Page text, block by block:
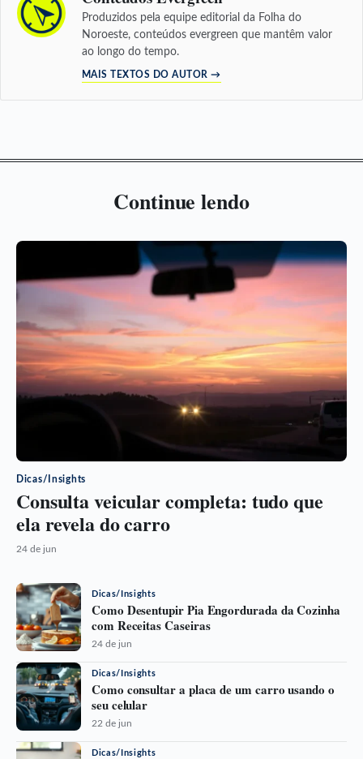
Produzidos pela equipe editorial da Folha do
Noroeste, conteúdos evergreen que mantêm valor
ao longo do tempo.
MAIS TEXTOS DO AUTOR →
Continue lendo
Dicas/Insights
Consulta veicular completa: tudo que
ela revela do carro
24 de jun
Dicas/Insights
Como Desentupir Pia Engordurada da Cozinha
com Receitas Caseiras
24 de jun
Dicas/Insights
Como consultar a placa de um carro usando o
seu celular
22 de jun
Dicas/Insights